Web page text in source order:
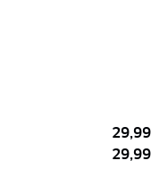
29,99
29,99